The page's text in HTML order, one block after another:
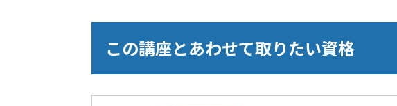
この講座とあわせて取りたい資格